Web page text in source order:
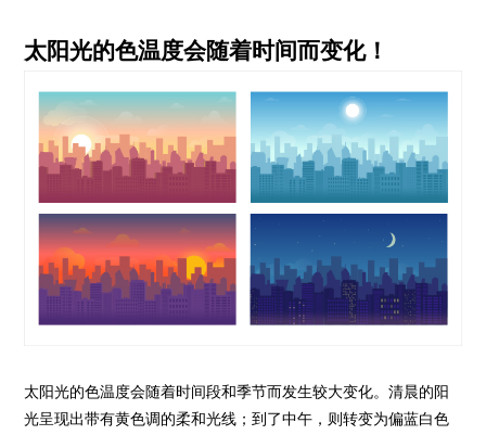
太阳光的色温度会随着时间而变化！
太阳光的色温度会随着时间段和季节而发生较大变化。清晨的阳
光呈现出带有黄色调的柔和光线；到了中午，则转变为偏蓝白色